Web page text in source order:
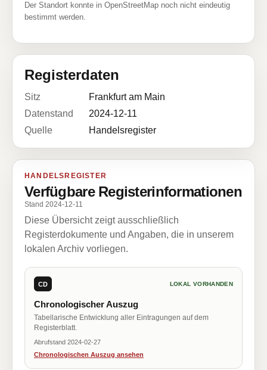
Der Standort konnte in OpenStreetMap noch nicht eindeutig
bestimmt werden.
Registerdaten
Sitz
Frankfurt am Main
Datenstand
2024-12-11
Quelle
Handelsregister
HANDELSREGISTER
Verfügbare Registerinformationen
Stand 2024-12-11
Diese Übersicht zeigt ausschließlich
Registerdokumente und Angaben, die in unserem
lokalen Archiv vorliegen.
CD LOKAL VORHANDEN
Chronologischer Auszug
Tabellarische Entwicklung aller Eintragungen auf dem
Registerblatt.
Abrufstand 2024-02-27
Chronologischen Auszug ansehen